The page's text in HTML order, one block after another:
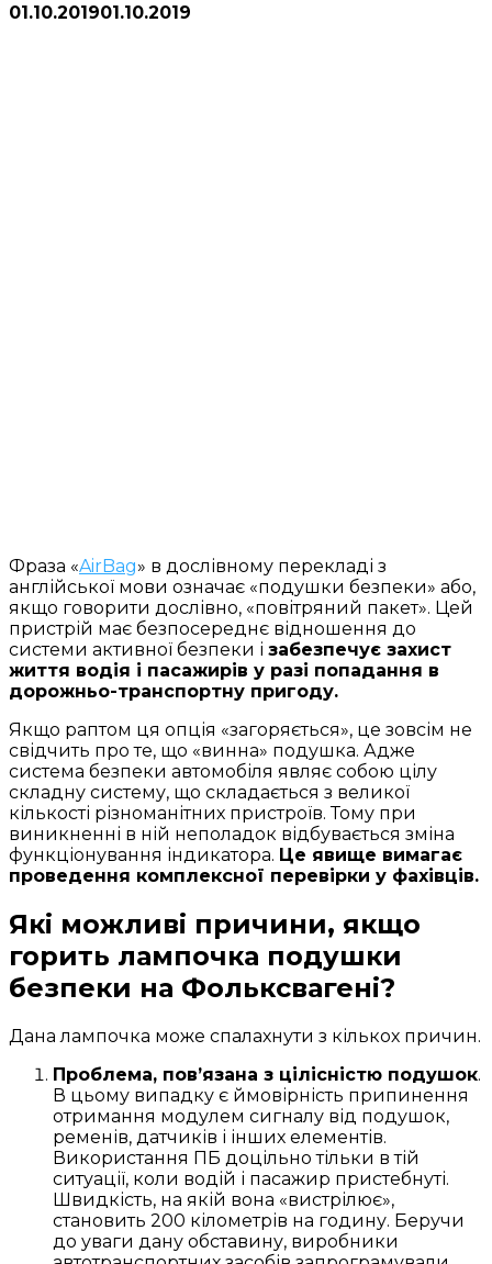
01.10.201901.10.2019
Фраза «AirBag» в дослівному перекладі з
англійської мови означає «подушки безпеки» або,
якщо говорити дослівно, «повітряний пакет». Цей
пристрій має безпосереднє відношення до
системи активної безпеки і забезпечує захист
життя водія і пасажирів у разі попадання в
дорожньо-транспортну пригоду.
Якщо раптом ця опція «загоряється», це зовсім не
свідчить про те, що «винна» подушка. Адже
система безпеки автомобіля являє собою цілу
складну систему, що складається з великої
кількості різноманітних пристроїв. Тому при
виникненні в ній неполадок відбувається зміна
функціонування індикатора. Це явище вимагає
проведення комплексної перевірки у фахівців.
Які можливі причини, якщо
горить лампочка подушки
безпеки на Фольксвагені?
Дана лампочка може спалахнути з кількох причин.
Проблема, пов’язана з цілісністю подушок.
В цьому випадку є ймовірність припинення
отримання модулем сигналу від подушок,
ременів, датчиків і інших елементів.
Використання ПБ доцільно тільки в тій
ситуації, коли водій і пасажир пристебнуті.
Швидкість, на якій вона «вистрілює»,
становить 200 кілометрів на годину. Беручи
до уваги дану обставину, виробники